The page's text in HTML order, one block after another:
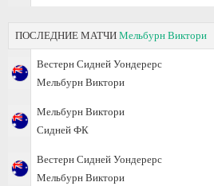
ПОСЛЕДНИЕ МАТЧИ Мельбурн Виктори
Вестерн Сидней Уондерерс
Мельбурн Виктори
Мельбурн Виктори
Сидней ФК
Вестерн Сидней Уондерерс
Мельбурн Виктори